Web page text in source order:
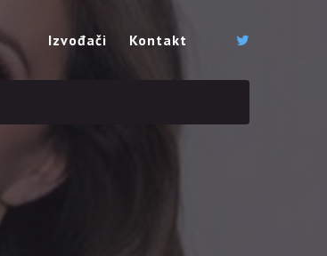
Izvođači Kontakt